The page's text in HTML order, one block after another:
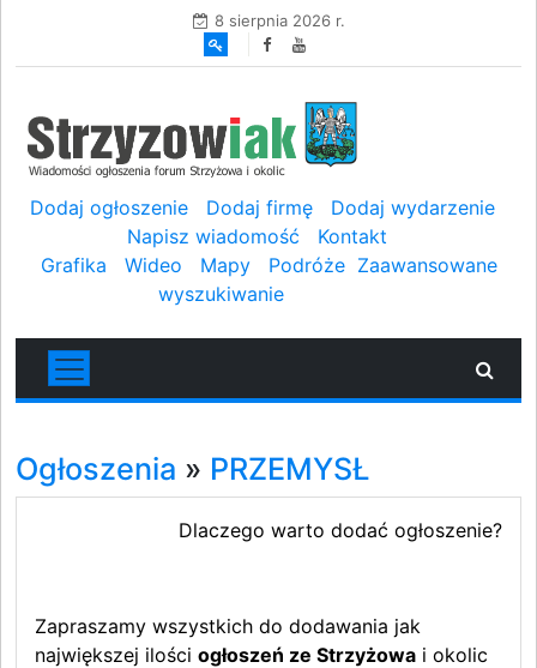
8 sierpnia 2026 r.
Dodaj ogłoszenie Dodaj firmę
Dodaj wydarzenie
Napisz wiadomość
Kontakt
Grafika
Wideo Mapy Podróże Zaawansowane
wyszukiwanie
Ogłoszenia » PRZEMYSŁ
Dlaczego warto dodać ogłoszenie?
Zapraszamy wszystkich do dodawania jak
największej ilości ogłoszeń ze Strzyżowa i okolic